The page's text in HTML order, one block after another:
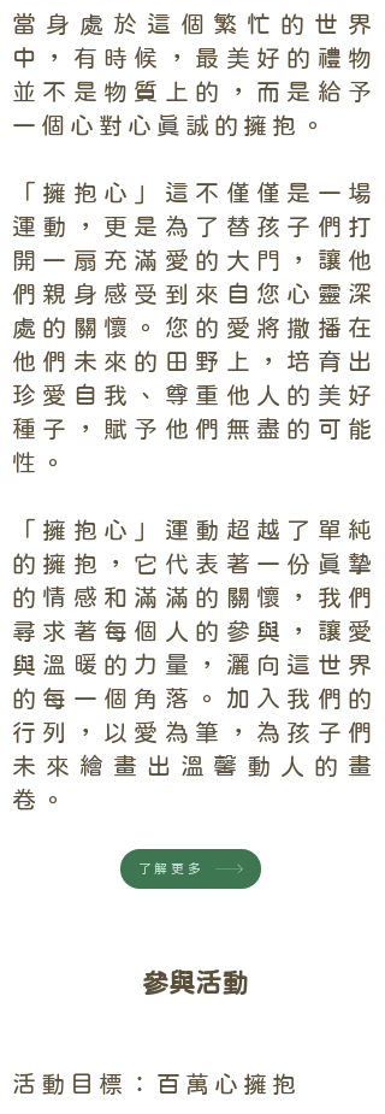
當身處於這個繁忙的世界
中，有時候，最美好的禮物
並不是物質上的，而是給予
一個心對心真誠的擁抱。
「擁抱心」這不僅僅是一場
運動，更是為了替孩子們打
開一扇充滿愛的大門，讓他
們親身感受到來自您心靈深
處的關懷。您的愛將撒播在
他們未來的田野上，培育出
珍愛自我、尊重他人的美好
種子，賦予他們無盡的可能
性。
「擁抱心」運動超越了單純
的擁抱，它代表著一份真摯
的情感和滿滿的關懷，我們
尋求著每個人的參與，讓愛
與溫暖的力量，灑向這世界
的每一個角落。加入我們的
行列，以愛為筆，為孩子們
未來繪畫出溫馨動人的畫
卷。
了解更多
參與活動
活動目標：百萬心擁抱